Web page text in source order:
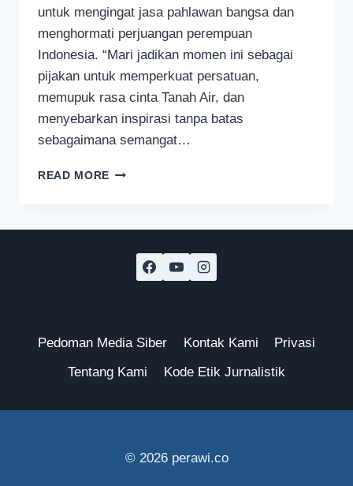
untuk mengingat jasa pahlawan bangsa dan
menghormati perjuangan perempuan
Indonesia. “Mari jadikan momen ini sebagai
pijakan untuk memperkuat persatuan,
memupuk rasa cinta Tanah Air, dan
menyebarkan inspirasi tanpa batas
sebagaimana semangat…
READ MORE PERINGATAN
AGENDA
SEREMONIAL
Pedoman Media Siber Kontak Kami
Privasi
Tentang Kami
Kode Etik Jurnalistik
© 2026 perawi.co